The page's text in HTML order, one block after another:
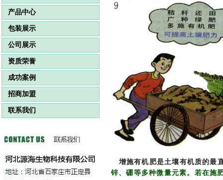
产品中心
包装展示
公司展示
资质荣誉
成功案例
招商加盟
联系我们
增施有机肥是土壤有机质的最
锌、硼等多种微量元素。若在施